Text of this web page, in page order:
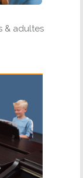
& adultes